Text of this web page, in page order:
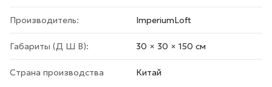
Производитель: ImperiumLoft
Габариты (Д Ш В): 30 × 30 × 150 cм
Страна производства
Китай